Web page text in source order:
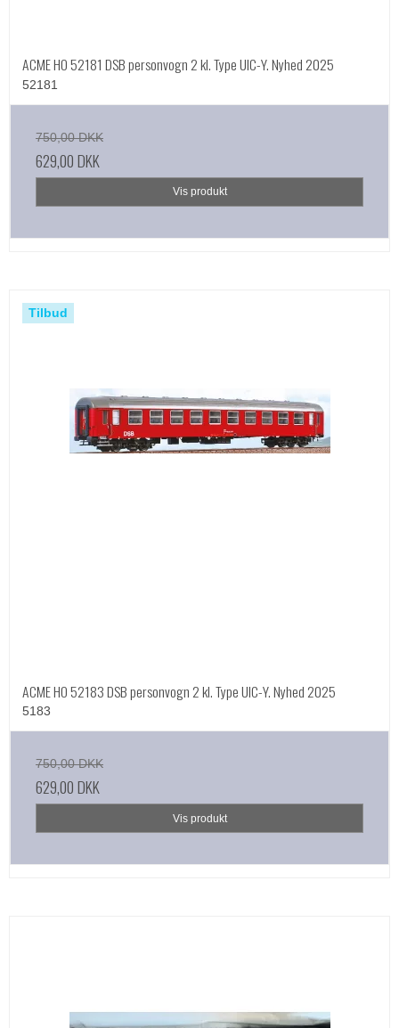
ACME HO 52181 DSB personvogn 2 kl. Type UIC-Y. Nyhed 2025
52181
750,00 DKK
629,00 DKK
Vis produkt
Tilbud
ACME HO 52183 DSB personvogn 2 kl. Type UIC-Y. Nyhed 2025
5183
750,00 DKK
629,00 DKK
Vis produkt